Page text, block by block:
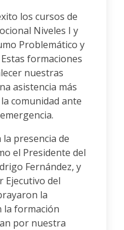
los cursos de
Niveles I y
Problemático y
formaciones
nuestras
asistencia más
comunidad ante
presencia de
el Presidente del
Fernández, y
Ejecutivo del
la
la formación
por nuestra